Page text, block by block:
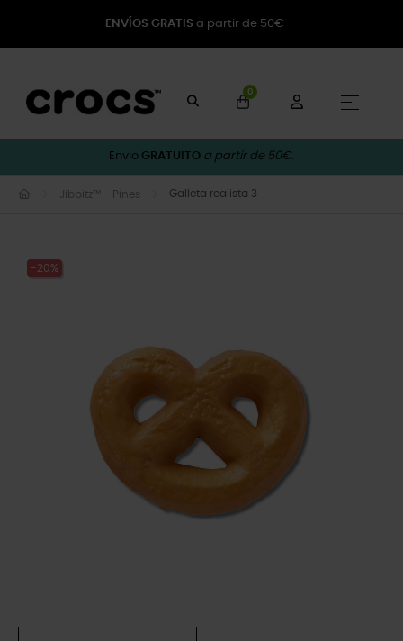
ENVÍOS GRATIS a partir de 50€
0
☰
Envio GRATUITO a partir de 50€.
Jibbitz™ - Pines Galleta realista 3
-20%